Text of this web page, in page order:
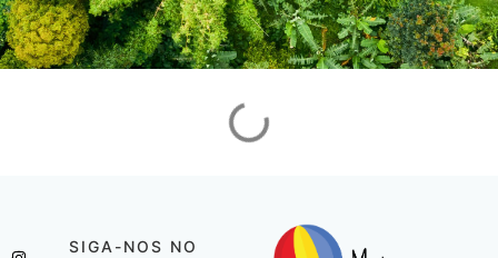
SIGA-NOS NO